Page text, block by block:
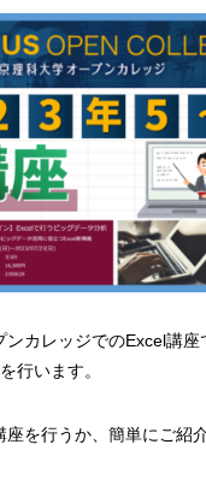
ンカレッジでのExcel講座
行います。
座を行うか、簡単にご紹
ちらから